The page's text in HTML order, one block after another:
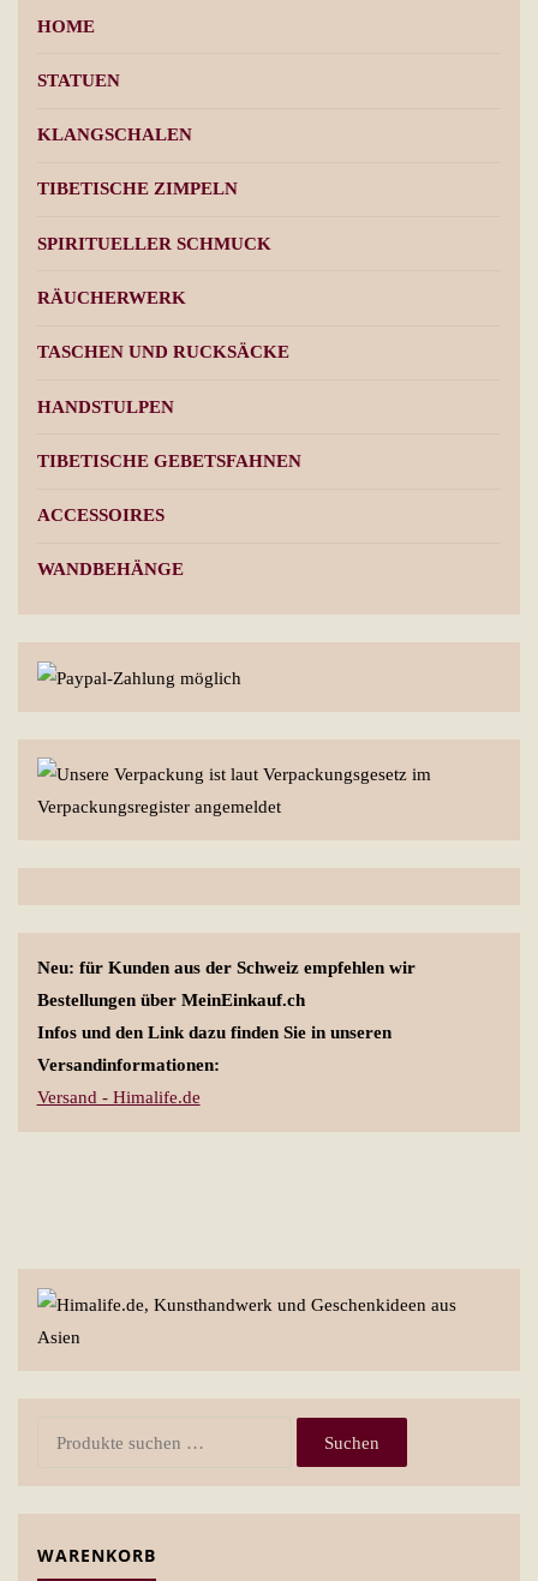
HOME
STATUEN
KLANGSCHALEN
TIBETISCHE ZIMPELN
SPIRITUELLER SCHMUCK
RÄUCHERWERK
TASCHEN UND RUCKSÄCKE
HANDSTULPEN
TIBETISCHE GEBETSFAHNEN
ACCESSOIRES
WANDBEHÄNGE
Neu: für Kunden aus der Schweiz empfehlen wir
Bestellungen über MeinEinkauf.ch
Infos und den Link dazu finden Sie in unseren
Versandinformationen:
Versand - Himalife.de
Suchen
WARENKORB